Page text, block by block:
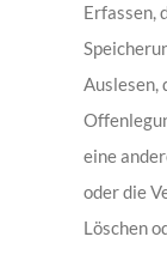
Erfassen,
Auslesen,
eine
oder die
Löschen